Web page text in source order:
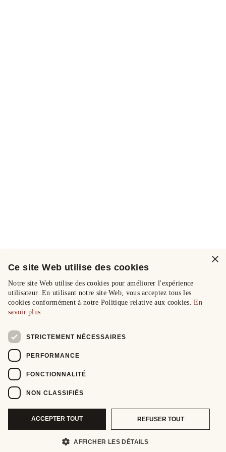
×
Ce site Web utilise des cookies
Notre site Web utilise des cookies pour améliorer l'expérience
utilisateur. En utilisant notre site Web, vous acceptez tous les
cookies conformément à notre Politique relative aux cookies.En
savoir plus
STRICTEMENT NÉCESSAIRES
PERFORMANCE
FONCTIONNALITÉ
NON CLASSIFIÉS
ACCEPTER TOUT REFUSER TOUT
AFFICHER LES DÉTAILS